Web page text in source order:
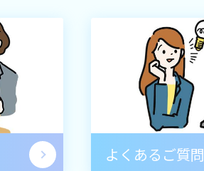
よくあるご質問